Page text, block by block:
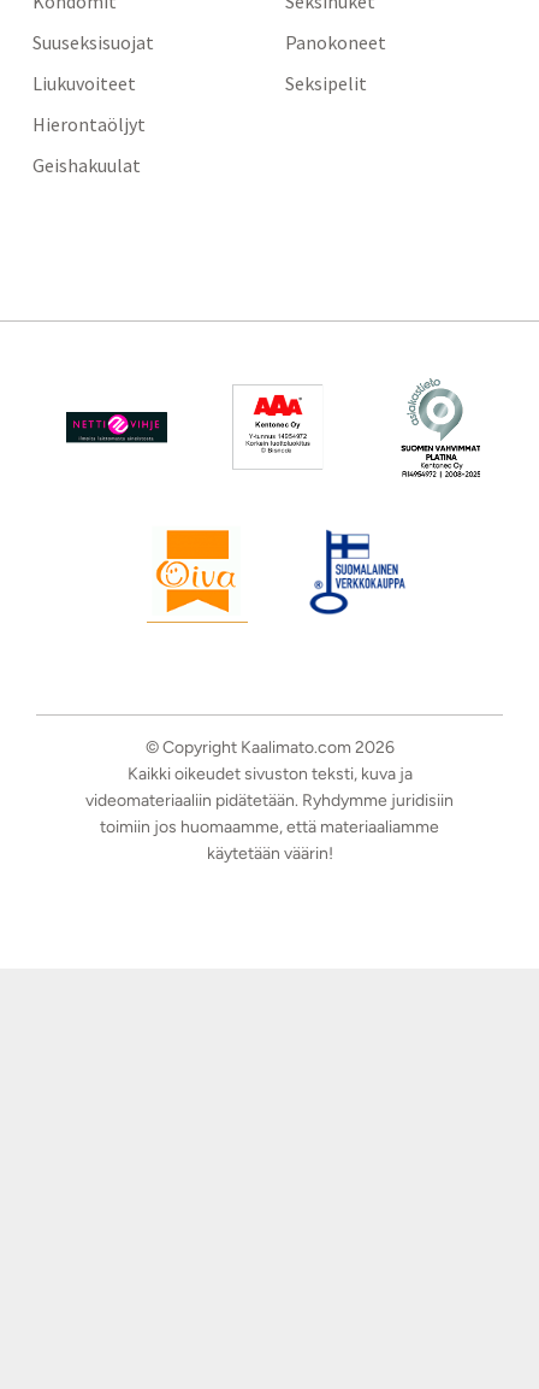
Suuseksisuojat
Liukuvoiteet
Hierontaöljyt
Geishakuulat
Panokoneet
Seksipelit
© Copyright Kaalimato.com 2026
Kaikki oikeudet sivuston teksti, kuva ja
videomateriaaliin pidätetään. Ryhdymme juridisiin
toimiin jos huomaamme, että materiaaliamme
käytetään väärin!